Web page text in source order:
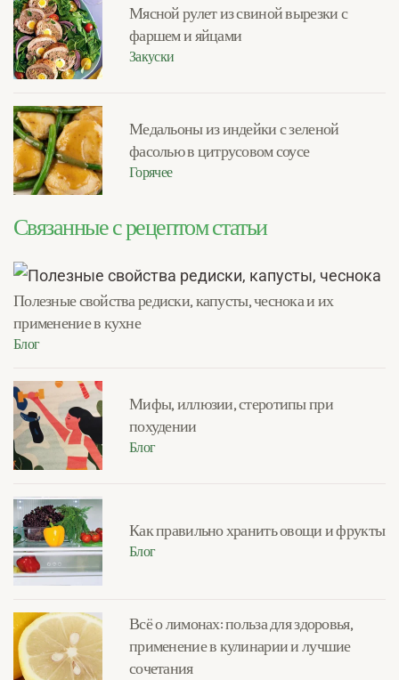
Мясной рулет из свиной вырезки с
фаршем и яйцами
Закуски
Медальоны из индейки с зеленой
фасолью в цитрусовом соусе
Горячее
Связанные с рецептом статьи
Полезные свойства редиски, капусты, чеснока и их
применение в кухне
Блог
Мифы, иллюзии, стеротипы при
похудении
Блог
Как правильно хранить овощи и фрукты
Блог
Всё о лимонах: польза для здоровья,
применение в кулинарии и лучшие
сочетания